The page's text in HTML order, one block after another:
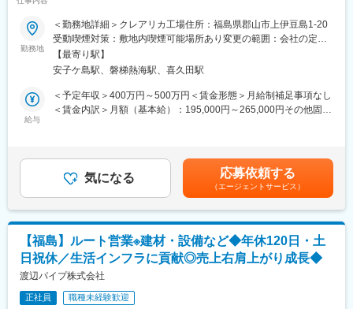
も取得しやすいです。
■キャリアパス：
製造の熟練度など応じて将来は部門のリーダー、チーフとしての
■当社製品について
載される半導体の性能や耐久性を支える重要な役割を担っていま
す。
■ポジションの魅力
◇世界中の電子機器を支える仕事
当社が製造する材料は、スマートフォンやパソコン、自動車、AI
関連機器などに使用される半導体の製造に欠かせません。世界中
の最先端技術を支えるモノづくりに携われます。
◇安定性・将来性抜群
半導体市場は今後も成長が見込まれており、長期的な需要が期待
スマートフォンや自動車、AI機器などに欠かせない半導体材料を
製造する当社。世界中のメーカーから高い評価を受けており、今
後も需要拡大が見込まれています。当社では生産体制を強化する
ため、製造オペレーターを増員募集します。未経験の方でもイチ
から学べる教育体制を整えているため、モノづくりに興味がある
・原料となる粉体を製造設備へ投入
・ふるい装置を使用した製品の選別作業
・ミキサー（混合装置）を使用した原料の混合作業
・製品を20kg程度の袋へ小分けする作業
・製品の積み上げ・運搬作業
・設備の清掃や点検
・製造記録の記入や管理
※完成品を20kg程度の袋に小分けにし運んでいただく作業もござ
います。
勤務地
＜勤務地詳細＞クレアリカ工場住所：福島県郡山市上伊豆島1-20
受動喫煙対策：敷地内喫煙可能場所あり変更の範囲：会社の定め
る事業所
【最寄り駅】
安子ケ島駅、磐梯熱海駅、喜久田駅
給与
＜予定年収＞400万円～500万円＜賃金形態＞月給制補足事項なし
＜賃金内訳＞月額（基本給）：195,000円～265,000円その他固定
月）■賞与：年2回(実績：1～1.5カ月×２回)■年収例：・450万円
（32歳、経験10年）賃金はあくまでも目安の金額であり、選考を
通じて上下する可能性があります。月給(月額)は固定手当を含めた
表記です。
気になる 応募依頼する
（エージェントサービス）
【福島】ルート営業※建材・設備など◆年休120日・土
日祝休／生活インフラに貢献◎売上右肩上がり成長◆
渡辺パイプ株式会社
正社員 職種未経験歓迎